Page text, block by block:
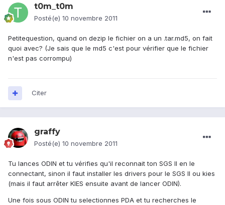
t0m_t0m
Posté(e) 10 novembre 2011
Petitequestion, quand on dezip le fichier on a un .tar.md5, on fait
quoi avec? (Je sais que le md5 c'est pour vérifier que le fichier
n'est pas corrompu)
Citer
graffy
Posté(e) 10 novembre 2011
Tu lances ODIN et tu vérifies qu'il reconnait ton SGS II en le
connectant, sinon il faut installer les drivers pour le SGS II ou kies
(mais il faut arrêter KIES ensuite avant de lancer ODIN).
Une fois sous ODIN tu selectionnes PDA et tu recherches le